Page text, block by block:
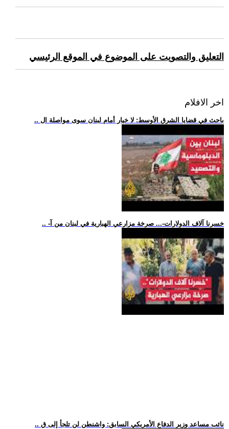
التعليق والتصويت على الموضوع في الموقع الرئيسي
اخر الافلام
.. باحث في قضايا الشرق الأوسط: لا خيار أمام لبنان سوى مواصلة ال
.. -خسرنا آلاف الدولارات-... صرخة مزارعي الهبارية في لبنان من آ
.. نائب مساعد وزير الدفاع الأمريكي السابق: واشنطن لن تلجأ إلى ق